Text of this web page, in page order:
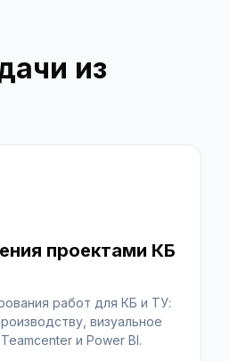
из
проектами КБ
работ для КБ и ТУ:
визуальное
и Power BI.